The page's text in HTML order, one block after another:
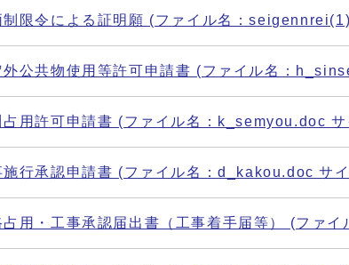
制限令による証明願 (ファイル名：
外公共物使用等許可申請書 (ファイル名：
占用許可申請書 (ファイル名：k_semyou.doc
施行承認申請書 (ファイル名：d_kakou.doc サ
占用・工事承認届出書（工事着手届等） (ファ